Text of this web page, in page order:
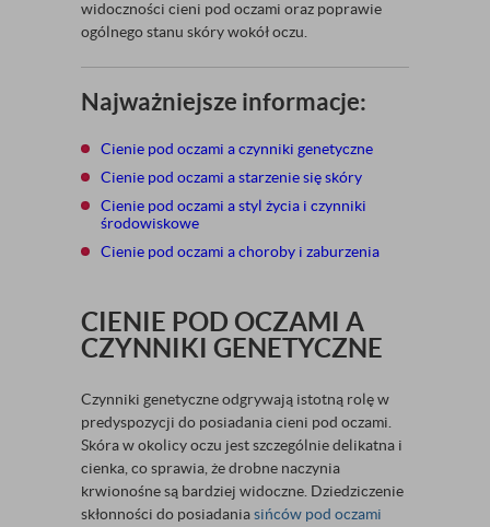
widoczności cieni pod oczami oraz poprawie
ogólnego stanu skóry wokół oczu.
Najważniejsze informacje:
Cienie pod oczami a czynniki genetyczne
Cienie pod oczami a starzenie się skóry
Cienie pod oczami a styl życia i czynniki
środowiskowe
Cienie pod oczami a choroby i zaburzenia
CIENIE POD OCZAMI A
CZYNNIKI GENETYCZNE
Czynniki genetyczne odgrywają istotną rolę w
predyspozycji do posiadania cieni pod oczami.
Skóra w okolicy oczu jest szczególnie delikatna i
cienka, co sprawia, że drobne naczynia
krwionośne są bardziej widoczne. Dziedziczenie
skłonności do posiadaniasińców pod oczami